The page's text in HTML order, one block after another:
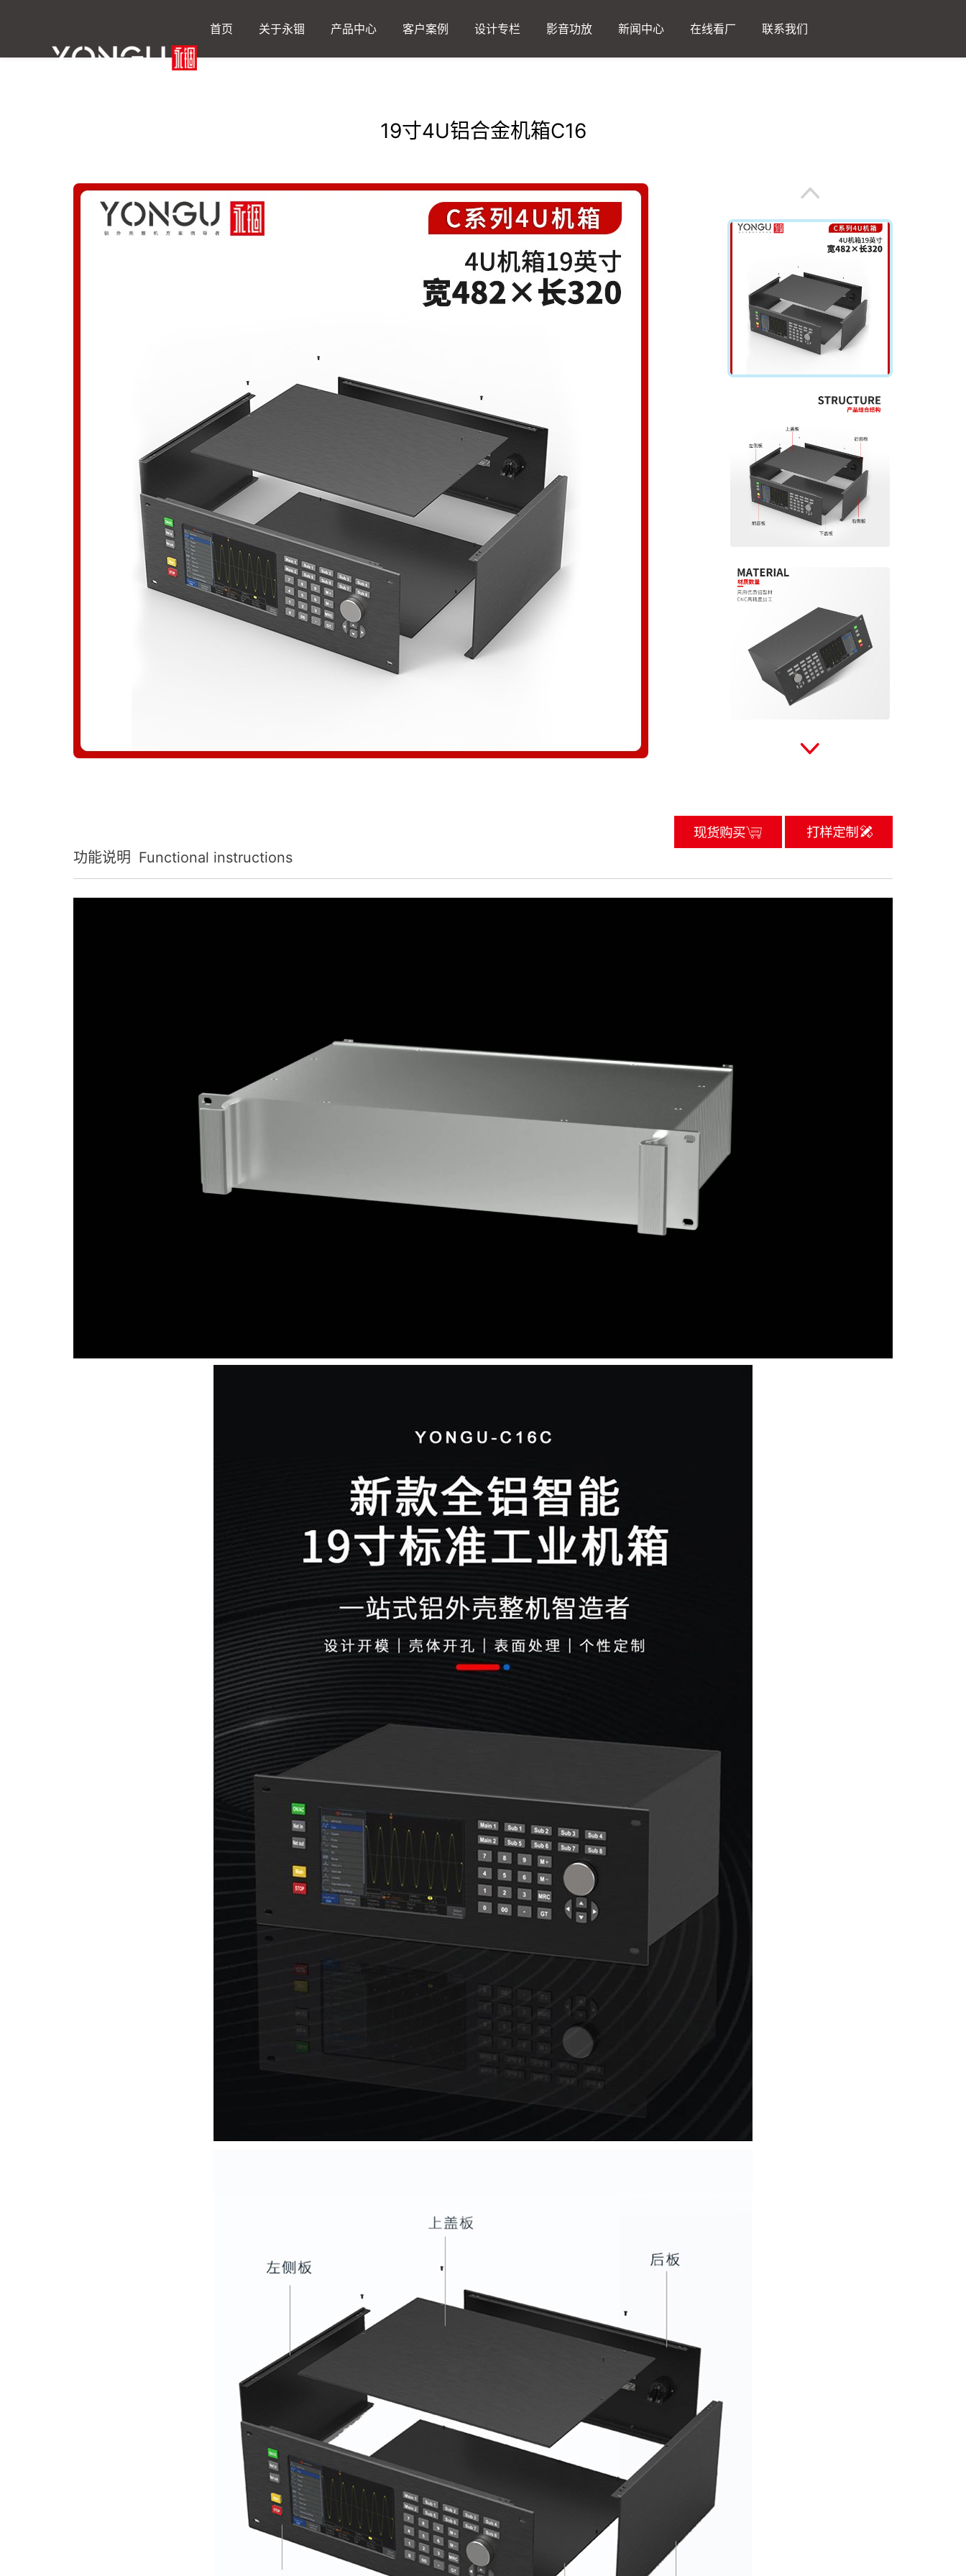
首页 关于永锢 产品中心 客户案例 设计专栏 影音功放 新闻中心 在线看厂 联系我们
19寸4U铝合金机箱C16
19寸4U铝合金机箱C16
功能说明 Functional instructions